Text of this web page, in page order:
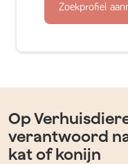
Zoekprofiel
Op
verantwoord
kat of konijn